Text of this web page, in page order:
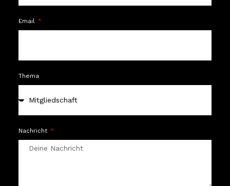
Email
Thema
Nachricht